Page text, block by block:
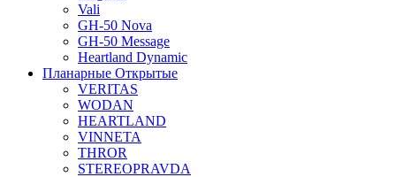
Vali
GH-50 Nova
GH-50 Message
Heartland Dynamic
Планарные Открытые
VERITAS
WODAN
HEARTLAND
VINNETA
THROR
STEREOPRAVDA